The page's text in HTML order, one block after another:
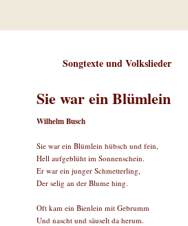
Songtexte und Volkslieder
Sie war ein Blümlein
Wilhelm Busch
Sie war ein Blümlein hübsch und fein,
Hell aufgeblüht im Sonnenschein.
Er war ein junger Schmetterling,
Der selig an der Blume hing.
Oft kam ein Bienlein mit Gebrumm
Und nascht und säuselt da herum.